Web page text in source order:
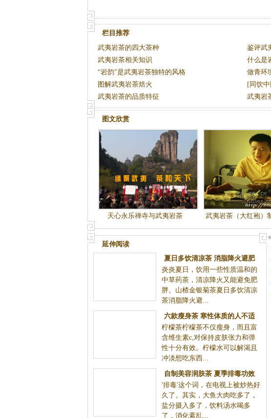
栏目推荐
武夷岩茶的四大茶种
鉴评武
武夷岩茶相关知识
什么是
“岩韵”是武夷岩茶独特的风格
做青环
图解武夷岩茶焙火
[同饮
武夷岩茶的品质特征
武夷岩
图文欣赏
天心永乐禅寺与武夷岩茶
武夷岩茶（大红袍）
传承人
延伸阅读
夏日多饮清凉茶 消脂降火避肥
胖
炎炎夏日，饮用一些性质温和的
中草药茶，清凉降火又能避免肥
胖。山楂金银菊茶夏日多饮清凉
茶消脂降火避...
六款瘦身茶 寒性体质的人不适
宜饮用
柠檬茶柠檬茶不仅瘦身，而且富
含维生素c,对保持皮肤张力和弹
性十分有效。柠檬水可以解渴且
冲淡想吃东西...
自制美容润肤茶 夏季排毒功效
更健康
'排毒'这个词，在电视上被炒热好
久了。其实，大鱼大肉吃多了，
盐分摄入多了，饮料汤水喝多
了，消化紊乱...